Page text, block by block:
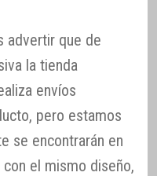
advertir que de
la tienda
envíos
pero estamos
se encontrarán en
el mismo diseño,